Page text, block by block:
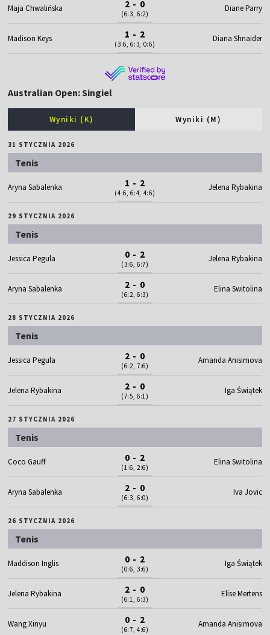
Maja Chwalińska 2 - 0
(6:3, 6:2)
Diane Parry
Madison Keys 1 - 2
(3:6, 6:3, 0:6)
Diana Shnaider
Australian Open: Singiel
Wyniki (K) Wyniki (M)
31 STYCZNIA 2026
Tenis
Aryna Sabalenka 1 - 2
(4:6, 6:4, 4:6)
Jelena Rybakina
29 STYCZNIA 2026
Tenis
Jessica Pegula 0 - 2
(3:6, 6:7)
Jelena Rybakina
Aryna Sabalenka 2 - 0
(6:2, 6:3)
Elina Switolina
28 STYCZNIA 2026
Tenis
Jessica Pegula 2 - 0
(6:2, 7:6)
Amanda Anisimova
Jelena Rybakina 2 - 0
(7:5, 6:1)
Iga Świątek
27 STYCZNIA 2026
Tenis
Coco Gauff 0 - 2
(1:6, 2:6)
Elina Switolina
Aryna Sabalenka 2 - 0
(6:3, 6:0)
Iva Jovic
26 STYCZNIA 2026
Tenis
Maddison Inglis 0 - 2
(0:6, 3:6)
Iga Świątek
Jelena Rybakina 2 - 0
(6:1, 6:3)
Elise Mertens
Wang Xinyu 0 - 2
(6:7, 4:6)
Amanda Anisimova